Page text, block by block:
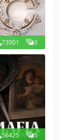
73901 3
56425 5